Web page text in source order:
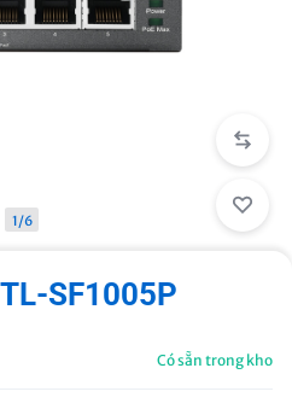
1/6
SF1005P
Có sẵn trong kho